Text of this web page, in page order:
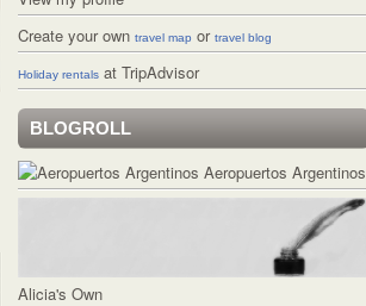
Create your own travel map or travel blog
Holiday rentals at TripAdvisor
BLOGROLL
Aeropuertos Argentinos
Alicia's Own